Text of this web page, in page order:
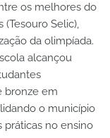
os melhores do
Selic),
da olimpíada.
alcançou
bronze em
o município
no ensino